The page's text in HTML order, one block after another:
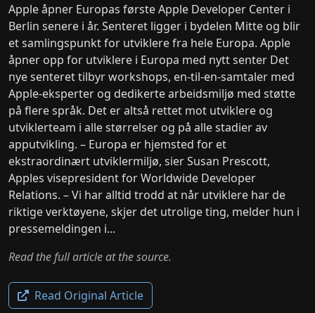
Apple åpner Europas første Apple Developer Center i
Berlin senere i år. Senteret ligger i bydelen Mitte og blir
et samlingspunkt for utviklere fra hele Europa. Apple
åpner opp for utviklere i Europa med nytt senter Det
nye senteret tilbyr workshops, en-til-en-samtaler med
Apple-eksperter og dedikerte arbeidsmiljø med støtte
på flere språk. Det er altså rettet mot utviklere og
utviklerteam i alle størrelser og på alle stadier av
apputvikling. – Europa er hjemsted for et
ekstraordinært utviklermiljø, sier Susan Prescott,
Apples visepresident for Worldwide Developer
Relations. – Vi har alltid trodd at når utviklere har de
riktige verktøyene, skjer det utrolige ting, melder hun i
pressemeldingen i...
Read the full article at the source.
Read Original Article